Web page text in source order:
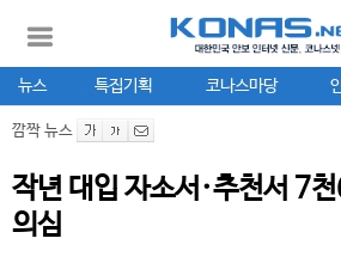
뉴스 특집기획 코나스마당
깜짝 뉴스
작년 대입 자소서·추천서 7
의심